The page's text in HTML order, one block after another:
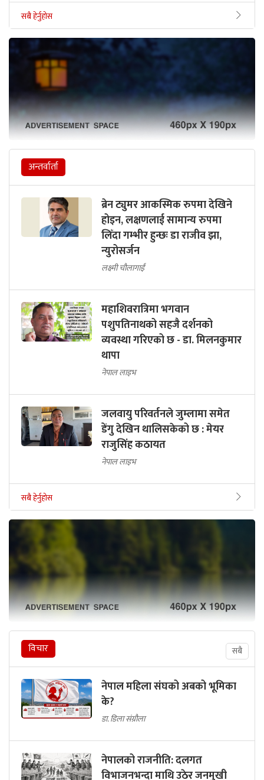
सबै हेर्नुहोस
अन्तर्वार्ता
ब्रेन ट्युमर आकस्मिक रुपमा देखिने
होइन, लक्षणलाई सामान्य रुपमा
लिँदा गम्भीर हुन्छः डा राजीव झा,
न्युरोसर्जन
लक्ष्मी चौलागाईं
महाशिवरात्रिमा भगवान
पशुपतिनाथको सहजै दर्शनको
व्यवस्था गरिएको छ - डा. मिलनकुमार
थापा
नेपाल लाइभ
जलवायु परिवर्तनले जुम्लामा समेत
डेंगु देखिन थालिसकेको छ : मेयर
राजुसिंह कठायत
नेपाल लाइभ
सबै हेर्नुहोस
विचार सबै
नेपाल महिला संघको अबको भूमिका
के?
डा. डिला संग्रौला
नेपालको राजनीति: दलगत
विभाजनभन्दा माथि उठेर जनमुखी